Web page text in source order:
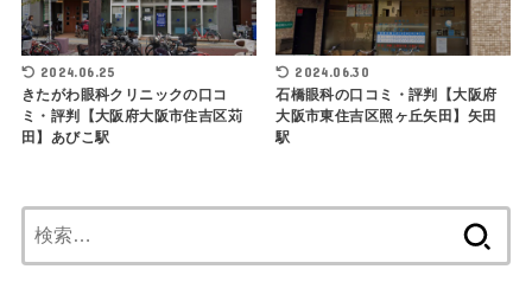
2024.06.25
きたがわ眼科クリニックの口コ
ミ・評判【大阪府大阪市住吉区苅
田】あびこ駅
2024.06.30
石橋眼科の口コミ・評判【大阪府
大阪市東住吉区照ヶ丘矢田】矢田
駅
索: